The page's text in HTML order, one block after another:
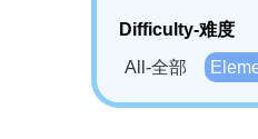
Difficulty-难度
All-全部